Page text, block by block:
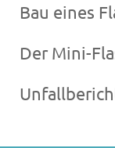
Bau eines
Der Mini-